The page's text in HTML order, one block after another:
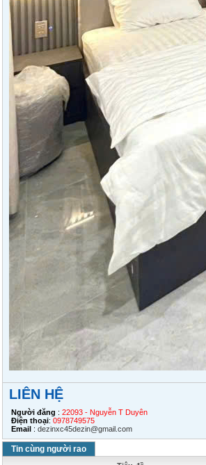
LIÊN HỆ
Người đăng : 22093 - Nguyễn T Duyên
Điện thoại: 0978749575
Email : dezinxc45dezin@gmail.com
Tin cùng người rao